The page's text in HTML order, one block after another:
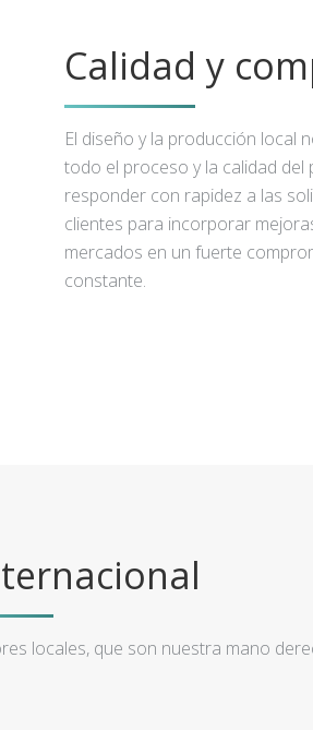
Calidad y
El diseño y la producción local
todo el proceso y la calidad
responder con rapidez a las
clientes para incorporar
mercados en un fuerte
constante.
locales, que son nuestra mano